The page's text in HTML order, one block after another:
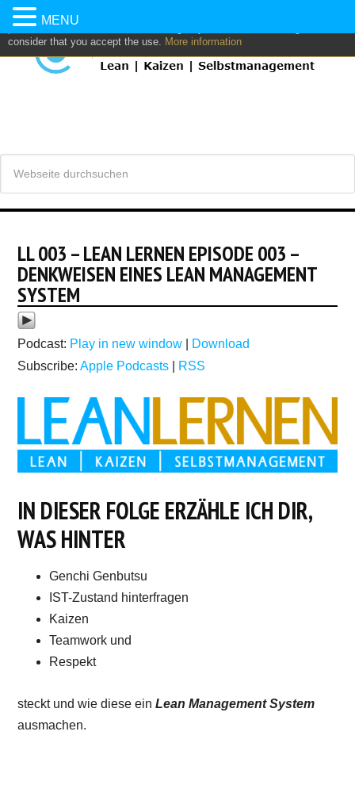
This website uses own and/or third parties cookies to: analyze,
personalize content and/or advertising. If you continue browsing, we
consider that you accept the use. More information
LL 003 – LEAN LERNEN EPISODE 003 –
DENKWEISEN EINES LEAN MANAGEMENT
SYSTEM
Podcast: Play in new window
Download
Subscribe:Apple Podcasts RSS
IN DIESER FOLGE ERZÄHLE ICH DIR,
WAS HINTER
Genchi Genbutsu
IST-Zustand hinterfragen
Kaizen
Teamwork und
Respekt
steckt und wie diese einLean Management System
ausmachen.
MENU